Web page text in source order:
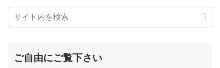
ご自由にご覧下さい